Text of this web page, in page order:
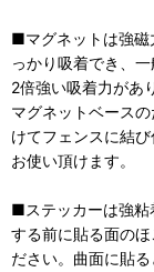
■マグネットは強磁
っかり吸着でき、
2倍強い吸着力があ
マグネットベース
けてフェンスに結
お使い頂けます。
■ステッカーは強粘
する前に貼る面の
ださい。曲面に貼